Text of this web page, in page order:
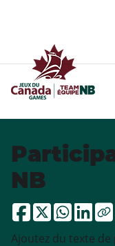
NB
Ajoutez du texte